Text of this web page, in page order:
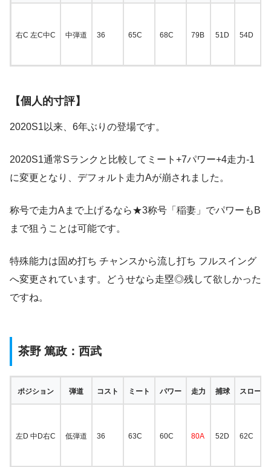
右C 左C中C 中弾道 36 65C 68C 79B 51D 54D
【個人的寸評】
2020S1以来、6年ぶりの登場です。
2020S1通常Sランクと比較してミート+7パワー+4走力-1
に変更となり、デフォルト走力Aが崩されました。
称号で走力Aまで上げるなら★3称号「稲妻」でパワーもB
まで狙うことは可能です。
特殊能力は固め打ち チャンスから流し打ち フルスイング
へ変更されています。どうせなら走塁◎残して欲しかった
ですね。
茶野 篤政：西武
ポジション 弾道 コスト ミート パワー 走力 捕球 スローイ
左D 中D右C 低弾道 36 63C 60C 80A 52D 62C